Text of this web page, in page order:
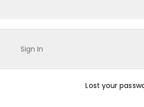
Lost your